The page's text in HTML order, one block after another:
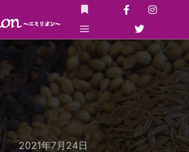
詳細
メインメニュー
2021年7月24日